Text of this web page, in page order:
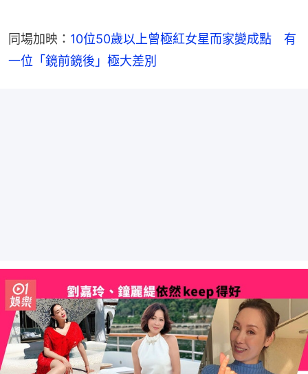
同場加映： 10位50歲以上曾極紅女星而家變成點　有
一位「鏡前鏡後」極大差別